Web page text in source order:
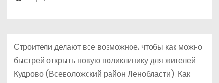
Строители делают все возможное, чтобы как можно
быстрей открыть новую поликлинику для жителей
Кудрово (Всеволожский район Ленобласти). Как